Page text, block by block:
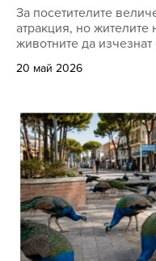
За посетителите
атракция, но жителите
животните да изчезнат
20 май 2026